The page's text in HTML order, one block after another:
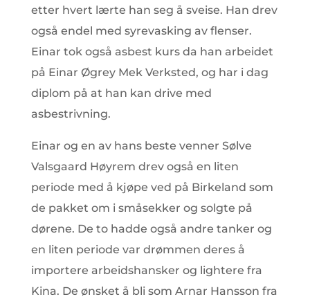
etter hvert lærte han seg å sveise. Han drev
også endel med syrevasking av flenser.
Einar tok også asbest kurs da han arbeidet
på Einar Øgrey Mek Verksted, og har i dag
diplom på at han kan drive med
asbestrivning.
Einar og en av hans beste venner Sølve
Valsgaard Høyrem drev også en liten
periode med å kjøpe ved på Birkeland som
de pakket om i småsekker og solgte på
dørene. De to hadde også andre tanker og
en liten periode var drømmen deres å
importere arbeidshansker og lightere fra
Kina. De ønsket å bli som Arnar Hansson fra